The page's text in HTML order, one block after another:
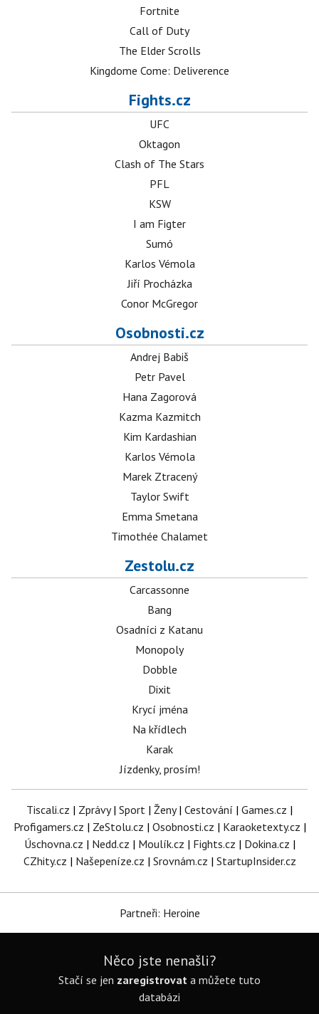
Fortnite
Call of Duty
The Elder Scrolls
Kingdome Come: Deliverence
Fights.cz
UFC
Oktagon
Clash of The Stars
PFL
KSW
I am Figter
Sumó
Karlos Vémola
Jiří Procházka
Conor McGregor
Osobnosti.cz
Andrej Babiš
Petr Pavel
Hana Zagorová
Kazma Kazmitch
Kim Kardashian
Karlos Vémola
Marek Ztracený
Taylor Swift
Emma Smetana
Timothée Chalamet
Zestolu.cz
Carcassonne
Bang
Osadníci z Katanu
Monopoly
Dobble
Dixit
Krycí jména
Na křídlech
Karak
Jízdenky, prosím!
Tiscali.cz | Zprávy| Sport | Ženy| Cestování | Games.cz |
Profigamers.cz | ZeStolu.cz | Osobnosti.cz | Karaoketexty.cz |
Úschovna.cz | Nedd.cz | Moulík.cz | Fights.cz | Dokina.cz |
CZhity.cz | Našepeníze.cz | Srovnám.cz | StartupInsider.cz
Partneři: Heroine
Něco jste nenašli?
Stačí se jen zaregistrovat a můžete tuto
databázi